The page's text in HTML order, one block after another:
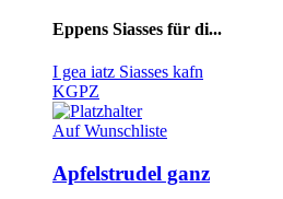
Eppens Siasses für di...
I gea iatz Siasses kafn
KGPZ
Auf Wunschliste
Apfelstrudel ganz